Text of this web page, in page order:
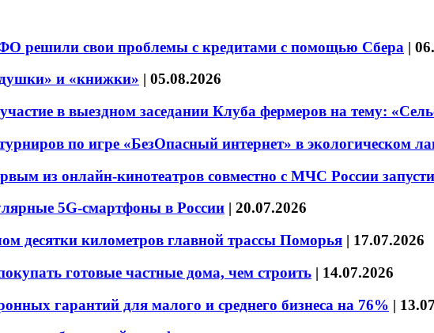
решили свои проблемы с кредитами с помощью Сбера |
и «книжки» | 05.08.2026
в выездном заседании Клуба фермеров на тему:
по игре «БезОпасный интернет» в экологическом
из онлайн-кинотеатров совместно с МЧС России
5G-смартфоны в России | 20.07.2026
десятки километров главной трассы Поморья | 17.07.2026
готовые частные дома, чем строить | 14.07.2026
гарантий для малого и среднего бизнеса на 76% |